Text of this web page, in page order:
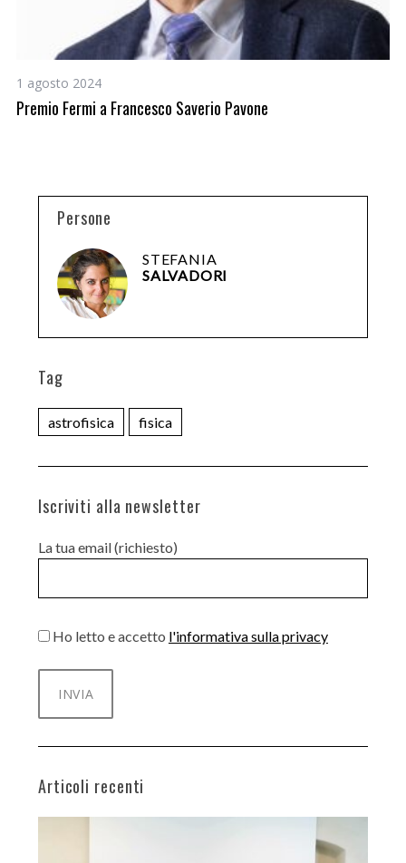
1 agosto 2024
Premio Fermi a Francesco Saverio Pavone
Persone
STEFANIA
SALVADORI
Tag
astrofisica fisica
Iscriviti alla newsletter
La tua email (richiesto)
Ho letto e accetto l'informativa sulla privacy
Articoli recenti